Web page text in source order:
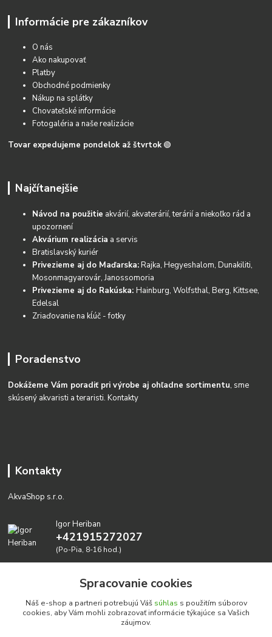
Informácie pre zákazníkov
O nás
Ako nakupovať
Platby
Obchodné podmienky
Nákup na splátky
Chovateľské informácie
Fotogaléria a naše realizácie
Tovar expedujeme pondelok až štvrtok 🟢
Najčítanejšie
Návod na použitie akvárií, akvaterárií, terárií a niekoľko rád a
upozornení
Akvárium realizácia a servis
Bratislavský kuriér
Privezieme aj do Maďarska:Rajka, Hegyeshalom, Dunakiliti,
Mosonmagyarovár, Janossomoria
Privezieme aj do Rakúska:Hainburg, Wolfsthal, Berg, Kittsee,
Edelsal
Zriaďovanie na kĺúč - fotky
Poradenstvo
Dokážeme Vám poradiť pri výrobe aj ohľadne sortimentu, sme
skúsený akvaristi a teraristi.Kontakty
Kontakty
AkvaShop s.r.o.
Igor Heriban
+421915272027
(Po-Pia, 8-16 hod.)
Spracovanie cookies
Náš e-shop a partneri potrebujú Váš súhlas s použitím súborov
cookies, aby Vám mohli zobrazovať informácie týkajúce sa Vašich
záujmov.